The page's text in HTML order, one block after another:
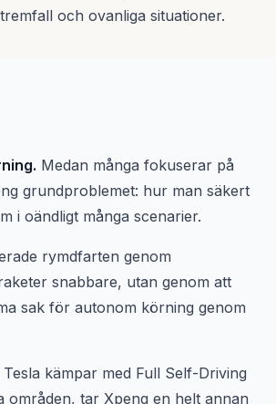
och ovanliga situationer.
Medan många fokuserar på
grundproblemet: hur man säkert
i oändligt många scenarier.
rymdfarten genom
snabbare, utan genom att
sak för autonom körning genom
kämpar med Full Self-Driving
områden, tar Xpeng en helt annan